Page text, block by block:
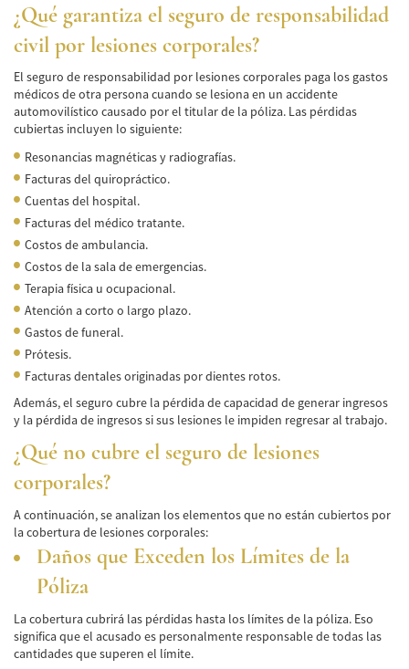
Accidente de Bicicleta
Causas de los Accidentes de Bicicleta
Datos de Accidentes
Lesiones Comunes Resultantes de
Accidentes de Bicicleta
Leyes de Bicicletas sobre Lesiones
Personales
Tipos de Compensación
Accidente de Camión
Elementos del Caso de Accidentes de
Camiones
Estrategias Para Ganar su Caso de Accidente
Partes Responsables en los Accidentes de
Camión
Tipos de Compensaciones Disponibles
Accidente de Motocicleta
¿Qué garantiza el seguro de responsabilidad
civil por lesiones corporales?
El seguro de responsabilidad por lesiones corporales paga los gastos
médicos de otra persona cuando se lesiona en un accidente
automovilístico causado por el titular de la póliza. Las pérdidas
cubiertas incluyen lo siguiente:
Resonancias magnéticas y radiografías.
Facturas del quiropráctico.
Cuentas del hospital.
Facturas del médico tratante.
Costos de ambulancia.
Costos de la sala de emergencias.
Terapia física u ocupacional.
Atención a corto o largo plazo.
Gastos de funeral.
Prótesis.
Facturas dentales originadas por dientes rotos.
Además, el seguro cubre la pérdida de capacidad de generar ingresos
y la pérdida de ingresos si sus lesiones le impiden regresar al trabajo.
¿Qué no cubre el seguro de lesiones
corporales?
A continuación, se analizan los elementos que no están cubiertos por
la cobertura de lesiones corporales:
Daños que Exceden los Límites de la
Póliza
La cobertura cubrirá las pérdidas hasta los límites de la póliza. Eso
significa que el acusado es personalmente responsable de todas las
cantidades que superen el límite.